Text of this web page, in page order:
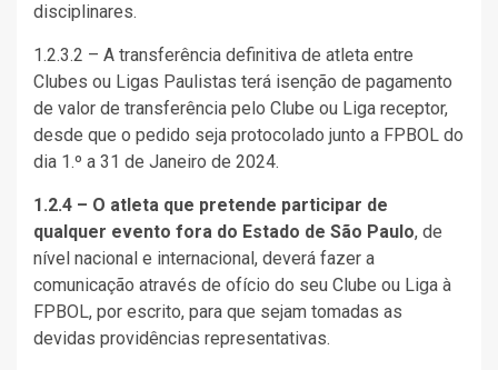
disciplinares.
1.2.3.2 – A transferência definitiva de atleta entre
Clubes ou Ligas Paulistas terá isenção de pagamento
de valor de transferência pelo Clube ou Liga receptor,
desde que o pedido seja protocolado junto a FPBOL do
dia 1.º a 31 de Janeiro de 2024.
1.2.4 – O atleta que pretende participar de
qualquer evento fora do Estado de São Paulo, de
nível nacional e internacional, deverá fazer a
comunicação através de ofício do seu Clube ou Liga à
FPBOL, por escrito, para que sejam tomadas as
devidas providências representativas.